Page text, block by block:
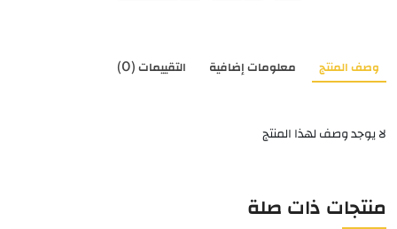
وصف المنتج معلومات إضافية التقييمات (0)
لا يوجد وصف لهذا المنتج
منتجات ذات صلة